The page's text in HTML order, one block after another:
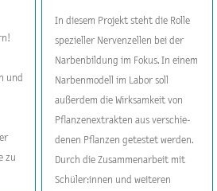
und
zu
In diesem Projekt steht die Rolle
spezieller Nervenzellen bei der
Narbenbildung im Fokus. In einem
Narbenmodell im Labor soll
außerdem die Wirksamkeit von
Pflanzenextrakten aus verschie-
denen Pflanzen getestet werden.
Durch die Zusammenarbeit mit
Schüler:innen und weiteren